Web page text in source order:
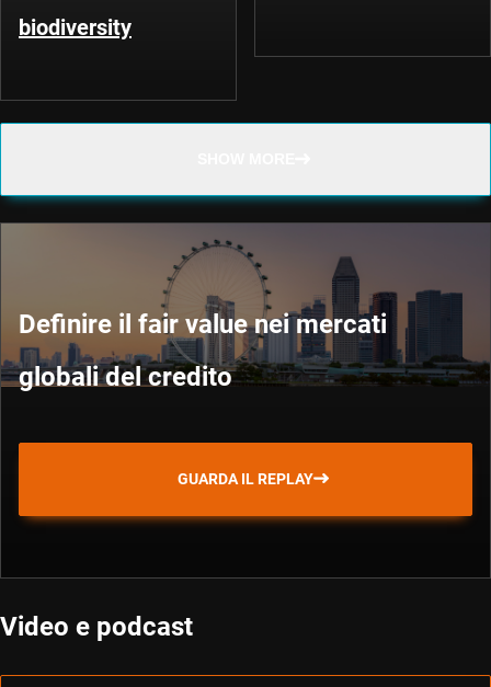
biodiversity
Definire il fair value nei mercati
globali del credito
GUARDA IL REPLAY
Video e podcast